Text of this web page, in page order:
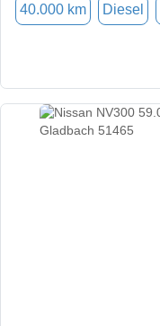
40.000 km Diesel